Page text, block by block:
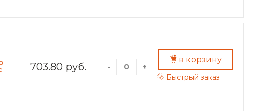
703.80 руб. - +
в корзину
Быстрый заказ